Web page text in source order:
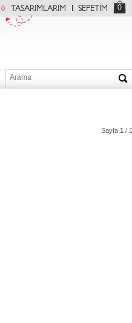
0 TASARIMLARIM SEPETİM 0
Sayfa 1 / 1